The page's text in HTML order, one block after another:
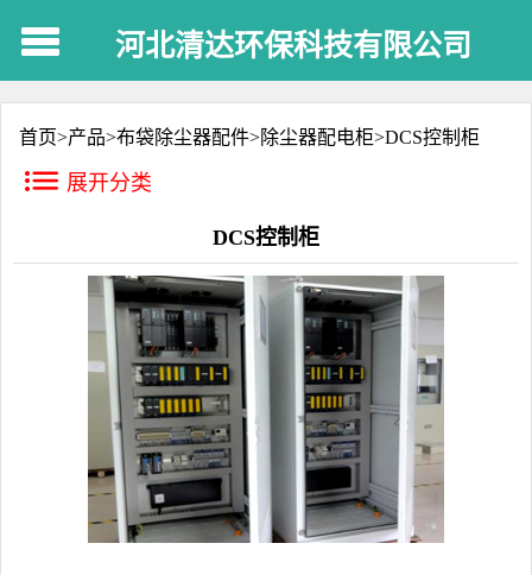
河北清达环保科技有限公司
首页>产品>布袋除尘器配件>除尘器配电柜>DCS控制柜
展开分类
DCS控制柜